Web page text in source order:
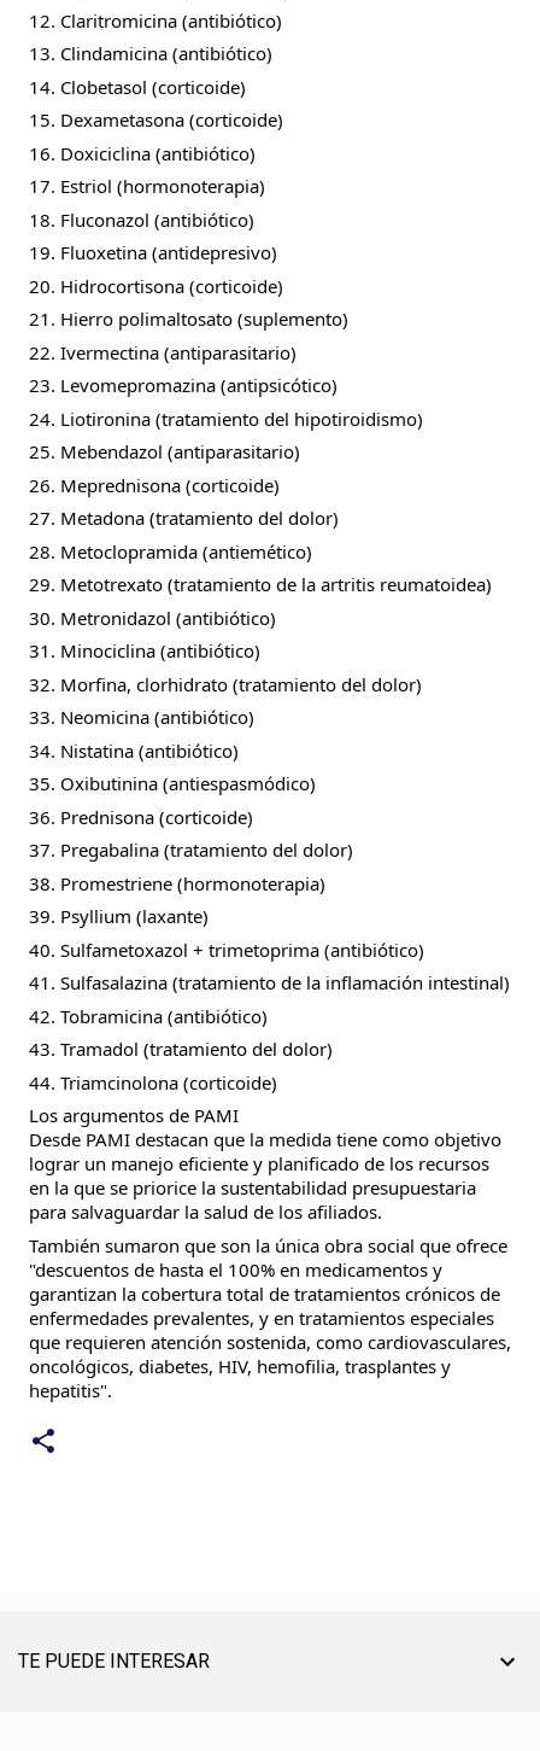
12. Claritromicina (antibiótico)
13. Clindamicina (antibiótico)
14. Clobetasol (corticoide)
15. Dexametasona (corticoide)
16. Doxiciclina (antibiótico)
17. Estriol (hormonoterapia)
18. Fluconazol (antibiótico)
19. Fluoxetina (antidepresivo)
20. Hidrocortisona (corticoide)
21. Hierro polimaltosato (suplemento)
22. Ivermectina (antiparasitario)
23. Levomepromazina (antipsicótico)
24. Liotironina (tratamiento del hipotiroidismo)
25. Mebendazol (antiparasitario)
26. Meprednisona (corticoide)
27. Metadona (tratamiento del dolor)
28. Metoclopramida (antiemético)
29. Metotrexato (tratamiento de la artritis reumatoidea)
30. Metronidazol (antibiótico)
31. Minociclina (antibiótico)
32. Morfina, clorhidrato (tratamiento del dolor)
33. Neomicina (antibiótico)
34. Nistatina (antibiótico)
35. Oxibutinina (antiespasmódico)
36. Prednisona (corticoide)
37. Pregabalina (tratamiento del dolor)
38. Promestriene (hormonoterapia)
39. Psyllium (laxante)
40. Sulfametoxazol + trimetoprima (antibiótico)
41. Sulfasalazina (tratamiento de la inflamación intestinal)
42. Tobramicina (antibiótico)
43. Tramadol (tratamiento del dolor)
44. Triamcinolona (corticoide)
Los argumentos de PAMI
Desde PAMI destacan que la medida tiene como objetivo
lograr un manejo eficiente y planificado de los recursos
en la que se priorice la sustentabilidad presupuestaria
para salvaguardar la salud de los afiliados.
También sumaron que son la única obra social que ofrece
"descuentos de hasta el 100% en medicamentos y
garantizan la cobertura total de tratamientos crónicos de
enfermedades prevalentes, y en tratamientos especiales
que requieren atención sostenida, como cardiovasculares,
oncológicos, diabetes, HIV, hemofilia, trasplantes y
hepatitis".
TE PUEDE INTERESAR